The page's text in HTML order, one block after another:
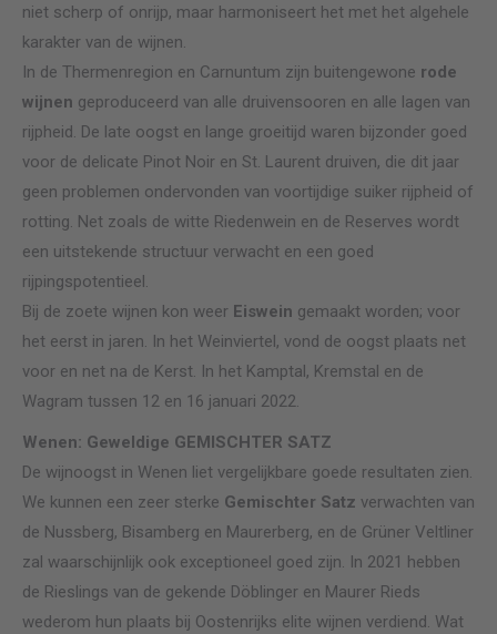
niet scherp of onrijp, maar harmoniseert het met het algehele
karakter van de wijnen.
In de Thermenregion en Carnuntum zijn buitengewone rode
wijnen geproduceerd van alle druivensooren en alle lagen van
rijpheid. De late oogst en lange groeitijd waren bijzonder goed
voor de delicate Pinot Noir en St. Laurent druiven, die dit jaar
geen problemen ondervonden van voortijdige suiker rijpheid of
rotting. Net zoals de witte Riedenwein en de Reserves wordt
een uitstekende structuur verwacht en een goed
rijpingspotentieel.
Bij de zoete wijnen kon weer Eiswein gemaakt worden; voor
het eerst in jaren. In het Weinviertel, vond de oogst plaats net
voor en net na de Kerst. In het Kamptal, Kremstal en de
Wagram tussen 12 en 16 januari 2022.
Wenen: Geweldige GEMISCHTER SATZ
De wijnoogst in Wenen liet vergelijkbare goede resultaten zien.
We kunnen een zeer sterke Gemischter Satz verwachten van
de Nussberg, Bisamberg en Maurerberg, en de Grüner Veltliner
zal waarschijnlijk ook exceptioneel goed zijn. In 2021 hebben
de Rieslings van de gekende Döblinger en Maurer Rieds
wederom hun plaats bij Oostenrijks elite wijnen verdiend. Wat